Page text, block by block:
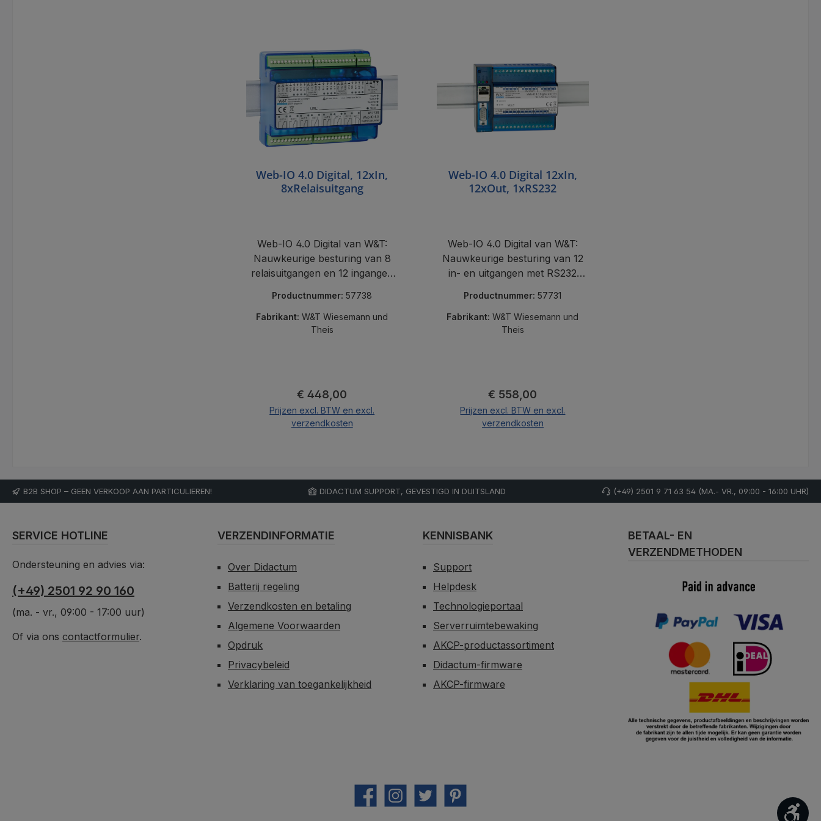
Web-IO 4.0 Digital, 12xIn,
8xRelaisuitgang
Web-IO 4.0 Digital van W&T:
Nauwkeurige besturing van 8
relaisuitgangen en 12 ingangen
automatisering.
Productnummer:57738
Fabrikant:W&T Wiesemann und
Theis
Normale prijs:
€ 448,00
Prijzen excl. BTW en excl.
verzendkosten
Web-IO 4.0 Digital 12xIn,
12xOut, 1xRS232
Web-IO 4.0 Digital van W&T:
Nauwkeurige besturing van 12
in- en uitgangen met RS232
automatisering.
Productnummer:57731
Fabrikant:W&T Wiesemann und
Theis
Normale prijs:
€ 558,00
Prijzen excl. BTW en excl.
verzendkosten
B2B SHOP – GEEN VERKOOP AAN PARTICULIEREN! DIDACTUM SUPPORT, GEVESTIGD IN DUITSLAND (+49) 2501 9 71 63 54 (MA.- VR., 09:00 - 16:00 UHR)
SERVICE HOTLINE
Ondersteuning en advies via:
(+49) 2501 92 90 160
(ma. - vr., 09:00 - 17:00 uur)
Of via ons contactformulier.
VERZENDINFORMATIE
Over Didactum
Batterij regeling
Verzendkosten en betaling
Algemene Voorwaarden
Opdruk
Privacybeleid
Verklaring van toegankelijkheid
KENNISBANK
Support
Helpdesk
Technologieportaal
Serverruimtebewaking
AKCP-productassortiment
Didactum-firmware
AKCP-firmware
BETAAL- EN
VERZENDMETHODEN
FacebookInstagramTwitter Pinterest